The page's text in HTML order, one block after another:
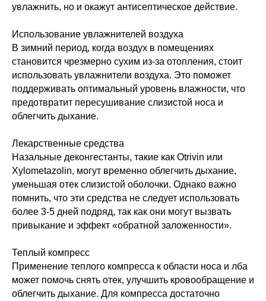
увлажнить, но и окажут антисептическое действие.
Использование увлажнителей воздуха
В зимний период, когда воздух в помещениях
становится чрезмерно сухим из-за отопления, стоит
использовать увлажнители воздуха. Это поможет
поддерживать оптимальный уровень влажности, что
предотвратит пересушивание слизистой носа и
облегчить дыхание.
Лекарственные средства
Назальные деконгестанты, такие как Otrivin или
Xylometazolin, могут временно облегчить дыхание,
уменьшая отек слизистой оболочки. Однако важно
помнить, что эти средства не следует использовать
более 3-5 дней подряд, так как они могут вызвать
привыкание и эффект «обратной заложенности».
Теплый компресс
Применение теплого компресса к области носа и лба
может помочь снять отек, улучшить кровообращение и
облегчить дыхание. Для компресса достаточно